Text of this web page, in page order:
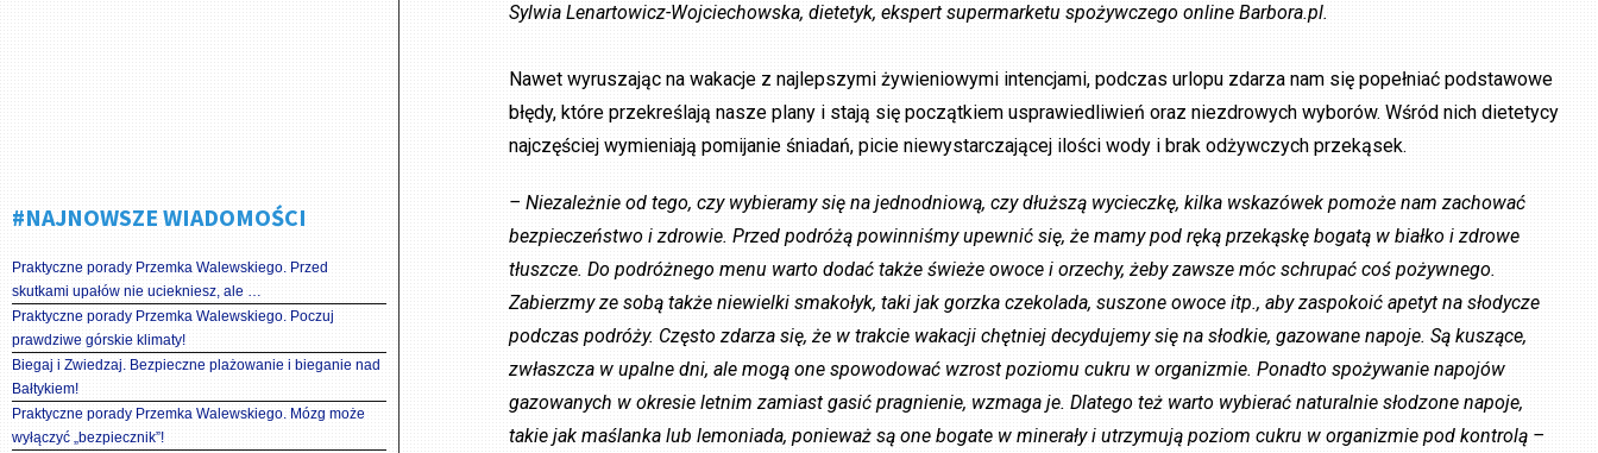
#NAJNOWSZE WIADOMOŚCI
Praktyczne porady Przemka Walewskiego. Przed
skutkami upałów nie uciekniesz, ale …
Praktyczne porady Przemka Walewskiego. Poczuj
prawdziwe górskie klimaty!
Biegaj i Zwiedzaj. Bezpieczne plażowanie i bieganie nad
Bałtykiem!
Praktyczne porady Przemka Walewskiego. Mózg może
wyłączyć „bezpiecznik”!
Sylwia Lenartowicz-Wojciechowska, dietetyk, ekspert supermarketu spożywczego online Barbora.pl.
Nawet wyruszając na wakacje z najlepszymi żywieniowymi intencjami, podczas urlopu zdarza nam się popełniać podstawowe
błędy, które przekreślają nasze plany i stają się początkiem usprawiedliwień oraz niezdrowych wyborów. Wśród nich dietetycy
najczęściej wymieniają pomijanie śniadań, picie niewystarczającej ilości wody i brak odżywczych przekąsek.
– Niezależnie od tego, czy wybieramy się na jednodniową, czy dłuższą wycieczkę, kilka wskazówek pomoże nam zachować
bezpieczeństwo i zdrowie. Przed podróżą powinniśmy upewnić się, że mamy pod ręką przekąskę bogatą w białko i zdrowe
tłuszcze. Do podróżnego menu warto dodać także świeże owoce i orzechy, żeby zawsze móc schrupać coś pożywnego.
Zabierzmy ze sobą także niewielki smakołyk, taki jak gorzka czekolada, suszone owoce itp., aby zaspokoić apetyt na słodycze
podczas podróży. Często zdarza się, że w trakcie wakacji chętniej decydujemy się na słodkie, gazowane napoje. Są kuszące,
zwłaszcza w upalne dni, ale mogą one spowodować wzrost poziomu cukru w organizmie. Ponadto spożywanie napojów
gazowanych w okresie letnim zamiast gasić pragnienie, wzmaga je. Dlatego też warto wybierać naturalnie słodzone napoje,
takie jak maślanka lub lemoniada, ponieważ są one bogate w minerały i utrzymują poziom cukru w organizmie pod kontrolą –